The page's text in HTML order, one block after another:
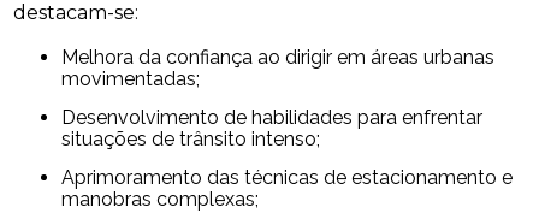
destacam-se:
Melhora da confiança ao dirigir em áreas urbanas
movimentadas;
Desenvolvimento de habilidades para enfrentar
situações de trânsito intenso;
Aprimoramento das técnicas de estacionamento e
manobras complexas;